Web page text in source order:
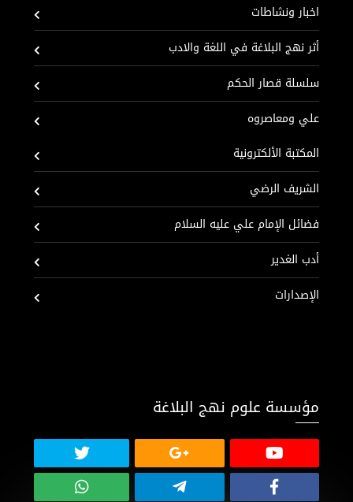
اخبار ونشاطات
أثر نهج البلاغة في اللغة والادب
سلسلة قصار الحكم
علي ومعاصروه
المكتبة الألكترونية
الشريف الرضي
فضائل الإمام علي عليه السلام
أدب الغدير
الإصدارات
مؤسسة علوم نهج البلاغة